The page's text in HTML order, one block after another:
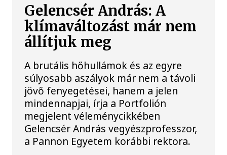
Gelencsér András: A
klímaváltozást már nem
állítjuk meg
A brutális hőhullámok és az egyre
súlyosabb aszályok már nem a távoli
jövő fenyegetései, hanem a jelen
mindennapjai, írja a Portfolión
megjelent véleménycikkében
Gelencsér András vegyészprofesszor,
a Pannon Egyetem korábbi rektora.